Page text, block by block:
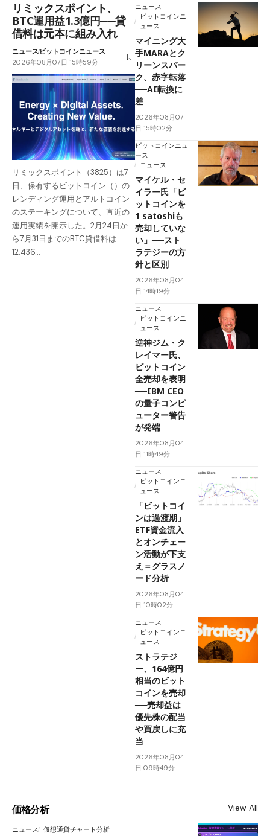
リミックスポイント、
BTC運用益1.3億円──貸
借料は元本に組み入れ
ニュースビットコインニュース
2026年08月07日 15時59分
リミックスポイント（3825）は7
日、保有するビットコイン（）の
レンディング運用とアルトコイン
のステーキングについて、直近の
運用実績を開示した。2月24日か
ら7月31日までのBTC貸借料は
12.436…
ニュース
ビットコインニ
ュース
マイニング大
手MARAとク
リーンスパー
ク、赤字転落
──AI転換に
差
2026年08月07
日 15時02分
ビットコインニュ
ース
ニュース
マイケル・セ
イラー氏「ビ
ットコインを
1 satoshiも
売却していな
い」──スト
ラテジーの方
針と区別
2026年08月04
日 14時19分
ニュース
ビットコインニ
ュース
逆神ジム・ク
レイマー氏、
ビットコイン
全売却を表明
──IBM CEO
の量子コンピ
ューター警告
が発端
2026年08月04
日 11時49分
ニュース
ビットコインニ
ュース
「ビットコイ
ンは過渡期」
ETF資金流入
とオンチェー
ン活動が下支
え＝グラスノ
ード分析
2026年08月04
日 10時02分
ニュース
ビットコインニ
ュース
ストラテジ
ー、164億円
相当のビット
コインを売却
──売却益は
優先株の配当
や買戻しに充
当
2026年08月04
日 09時49分
価格分析 View All
ニュース 仮想通貨チャート分析